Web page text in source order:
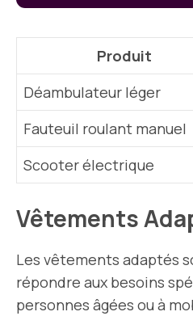
Produit
Déambulateur léger
Fauteuil roulant manuel
Scooter électrique
Vêtements
Les vêtements adaptés
répondre aux besoins
personnes âgées ou à